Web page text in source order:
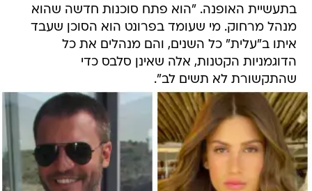
בתעשיית האופנה. "הוא פתח סוכנות חדשה שהוא
מנהל מרחוק. מי שעומד בפרונט הוא הסוכן שעבד
איתו ב"עלית" כל השנים, והם מנהלים את כל
הדוגמניות הקטנות, אלה שאינן סלבס כדי
שהתקשורת לא תשים לב".